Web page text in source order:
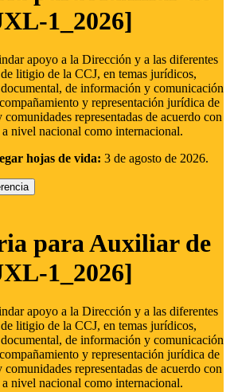
1_2026]
apoyo a la Dirección y a las diferentes
litigio de la CCJ, en temas jurídicos,
de información y comunicación
y representación jurídica de
representadas de acuerdo con
nivel nacional como internacional.
hojas de vida: 3 de agosto de 2026.
para Auxiliar de
1_2026]
apoyo a la Dirección y a las diferentes
litigio de la CCJ, en temas jurídicos,
de información y comunicación
y representación jurídica de
representadas de acuerdo con
nivel nacional como internacional.